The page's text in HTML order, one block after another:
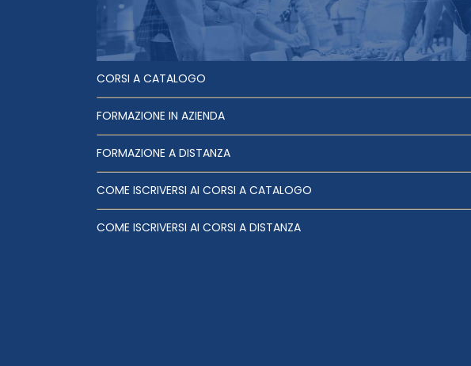
CORSI A CATALOGO
FORMAZIONE IN AZIENDA
FORMAZIONE A DISTANZA
COME ISCRIVERSI AI CORSI A CATALOGO
COME ISCRIVERSI AI CORSI A DISTANZA